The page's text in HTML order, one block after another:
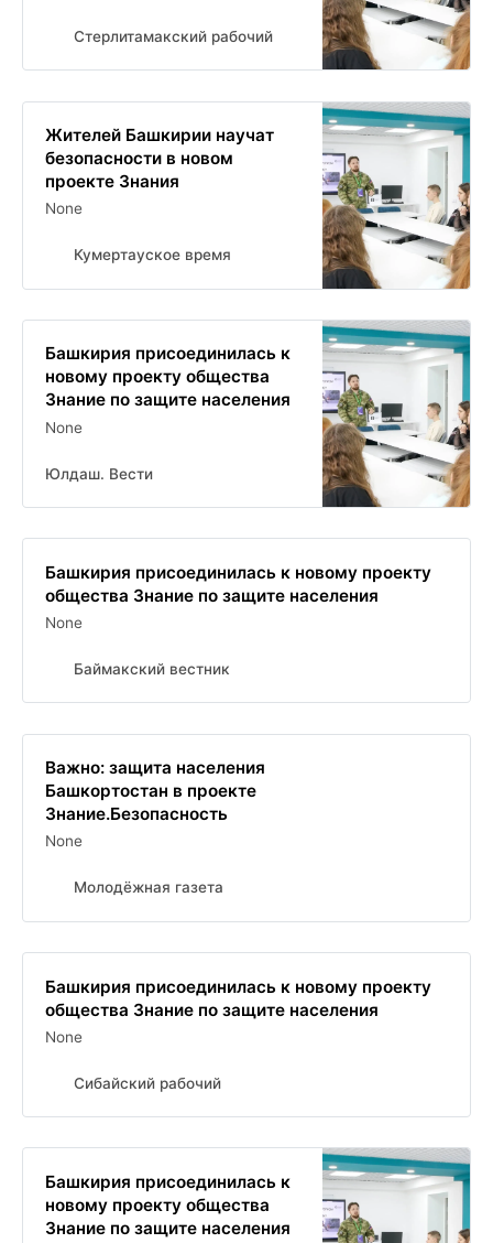
Стерлитамакский рабочий
Жителей Башкирии научат
безопасности в новом
проекте Знания
None
Кумертауское время
Башкирия присоединилась к
новому проекту общества
Знание по защите населения
None
Юлдаш. Вести
Башкирия присоединилась к новому проекту
общества Знание по защите населения
None
Баймакский вестник
Важно: защита населения
Башкортостан в проекте
Знание.Безопасность
None
Молодёжная газета
Башкирия присоединилась к новому проекту
общества Знание по защите населения
None
Сибайский рабочий
Башкирия присоединилась к
новому проекту общества
Знание по защите населения